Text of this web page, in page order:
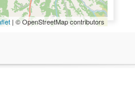
| © OpenStreetMap contributors